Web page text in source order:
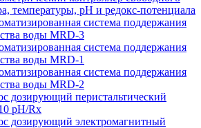
температуры, рН и редокс-потенциала
система поддержания
воды MRD-3
система поддержания
воды MRD-1
система поддержания
воды MRD-2
дозирующий перистальтический
pH/Rx
дозирующий электромагнитный